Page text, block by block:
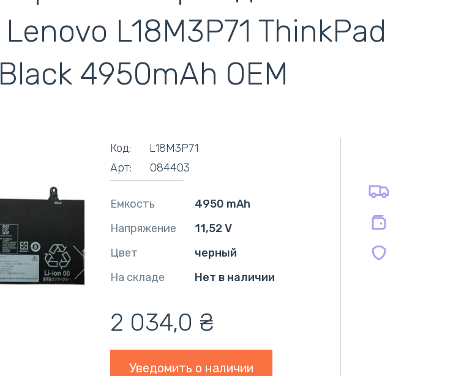
L18M3P71 ThinkPad
4950mAh OEM
Код:
L18M3P71
Арт:
084403
Емкость
4950 mAh
Напряжение
11,52 V
Цвет
черный
На складе
Нет в наличии
2 034,0 ₴
Уведомить о наличии
на совместимые блоки питания 12 мес.